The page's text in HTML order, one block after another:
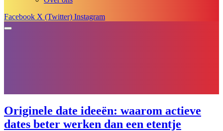
Facebook X (Twitter) Instagram
Originele date ideeën: waarom actieve
dates beter werken dan een etentje